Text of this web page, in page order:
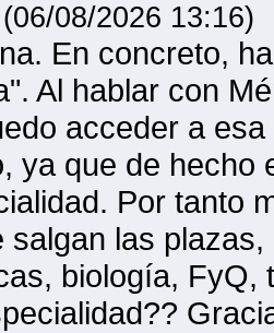
08/2026 13:16)
En concreto,
Al hablar con
acceder a
ya que de hecho
Por tanto
salgan las
biología, FyQ,